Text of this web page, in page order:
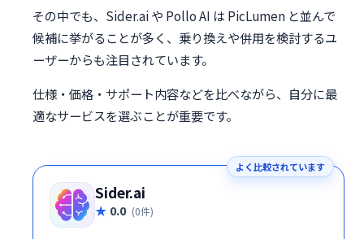
その中でも、Sider.ai や Pollo AI は PicLumen と並んで
候補に挙がることが多く、乗り換えや併用を検討するユ
ーザーからも注目されています。
仕様・価格・サポート内容などを比べながら、自分に最
適なサービスを選ぶことが重要です。
よく比較されています
Sider.ai
0.0 (0件)